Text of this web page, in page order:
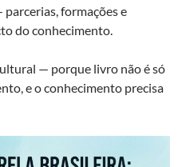
formações e
do conhecimento.
— porque livro não é só
e o conhecimento precisa